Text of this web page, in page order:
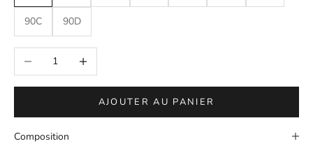
90C 90D
Diminuer la quantitéAugmenter la quantité
AJOUTER AU PANIER
Composition